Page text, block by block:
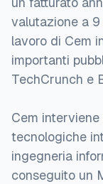
valutazione a
lavoro di Cem
importanti
TechCrunch e
Cem
tecnologiche
ingegneria
conseguito un